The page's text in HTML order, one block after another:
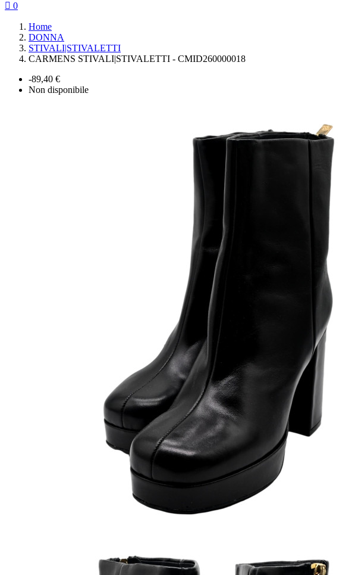
 0
Home
DONNA
STIVALI|STIVALETTI
CARMENS STIVALI|STIVALETTI - CMID260000018
-89,40 €
Non disponibile